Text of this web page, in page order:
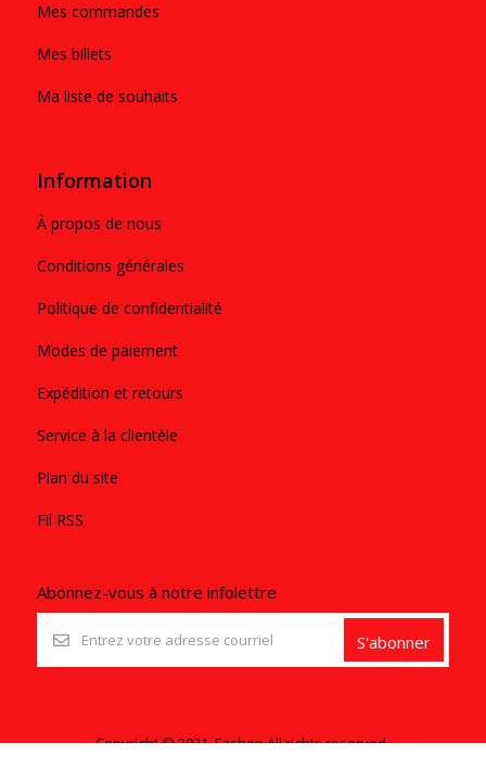
Mes commandes
Mes billets
Ma liste de souhaits
Information
À propos de nous
Conditions générales
Politique de confidentialité
Modes de paiement
Expédition et retours
Service à la clientèle
Plan du site
Fil RSS
Abonnez-vous à notre infolettre
S'abonner
Copyright © 2021. Ezshop All rights reserved.